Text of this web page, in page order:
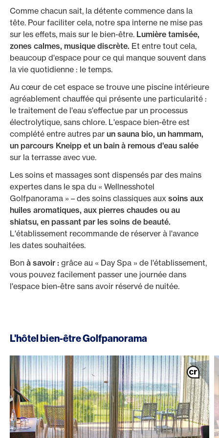
Comme chacun sait, la détente commence dans la
tête. Pour faciliter cela, notre spa interne ne mise pas
sur les effets, mais sur le bien-être. Lumière tamisée,
zones calmes, musique discrète. Et entre tout cela,
beaucoup d'espace pour ce qui manque souvent dans
la vie quotidienne : le temps.
Au cœur de cet espace se trouve une piscine intérieure
agréablement chauffée qui présente une particularité :
le traitement de l'eau s'effectue par un processus
électrolytique, sans chlore. L'espace bien-être est
complété entre autres par un sauna bio, un hammam,
un parcours Kneipp et un bain à remous d'eau salée
sur la terrasse avec vue.
Les soins et massages sont dispensés par des mains
expertes dans le spa du « Wellnesshotel
Golfpanorama » – des soins classiques aux soins aux
huiles aromatiques, aux pierres chaudes ou au
shiatsu, en passant par les soins de beauté.
L'établissement recommande de réserver à l'avance
les dates souhaitées.
Bon à savoir : grâce au « Day Spa » de l'établissement,
vous pouvez facilement passer une journée dans
l'espace bien-être sans avoir réservé de nuitée.
L'hôtel bien-être Golfpanorama